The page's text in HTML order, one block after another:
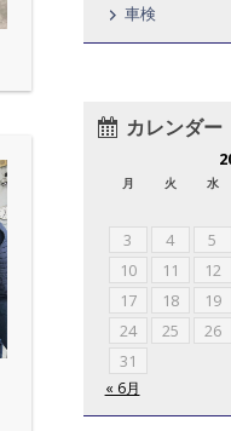
車検
カレンダー
月 火 水
3
4 5
10
11 12
17
18 19
24
25 26
31
« 6月